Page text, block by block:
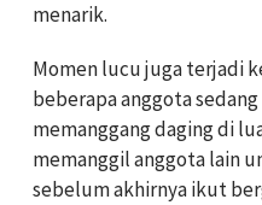
menarik.
Momen lucu juga terjadi
beberapa anggota
memanggang daging di
memanggil anggota lain
sebelum akhirnya ikut